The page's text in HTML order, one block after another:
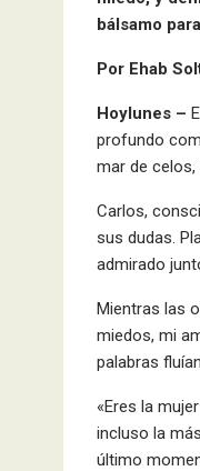
bálsamo
Por Ehab
Hoylunes –
profundo
mar de
Carlos,
sus dudas.
admirado
Mientras las
miedos, mi
palabras
«Eres la
incluso la
último